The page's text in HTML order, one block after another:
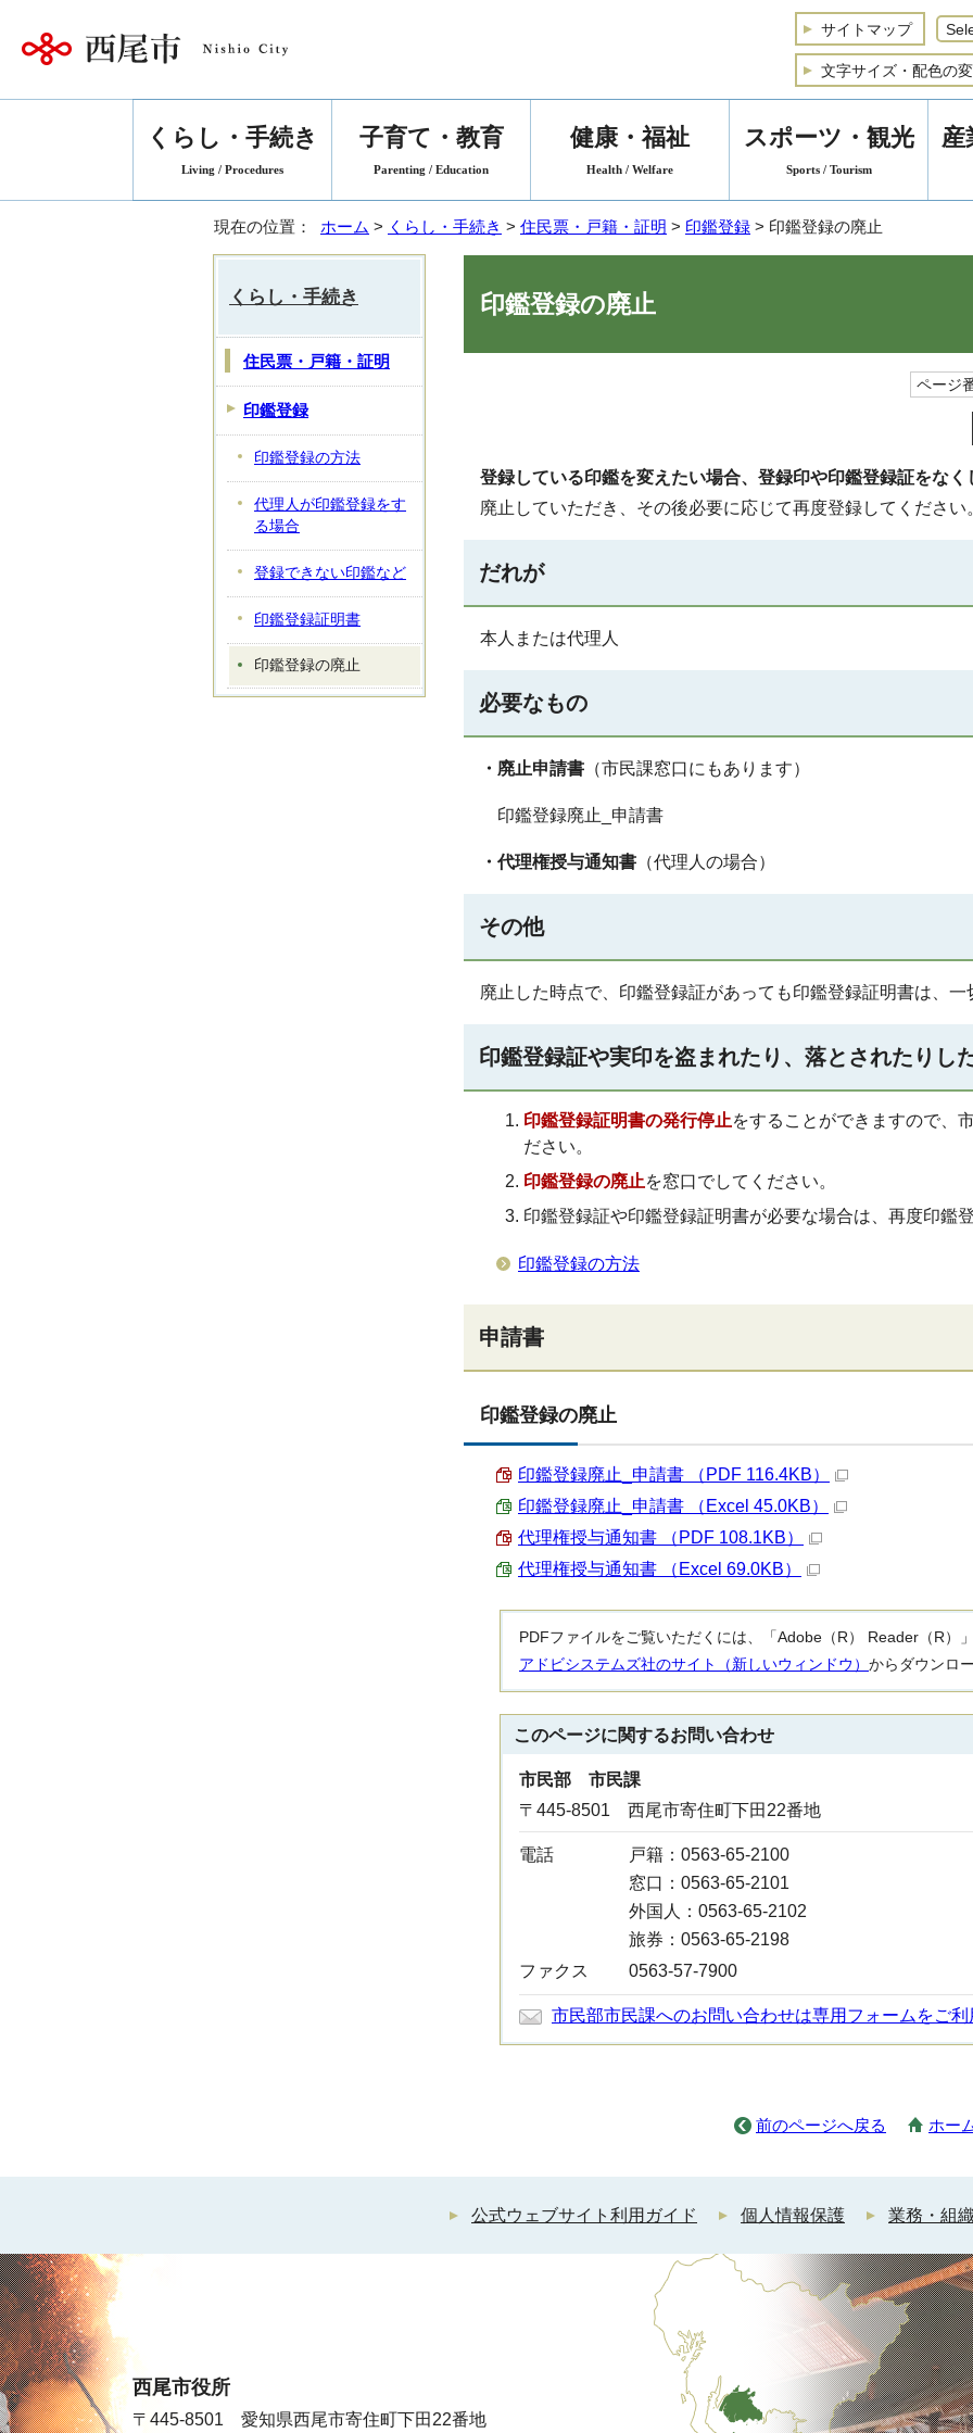
サイトマップ
文字サイズ・配色の
くらし・手続き
Living / Procedures
子育て・教育
Parenting / Education
健康・福祉
Health / Welfare
スポーツ・観光
Sports / Tourism
産
現在の位置： ホーム > くらし・手続き > 住民票・戸籍・証明 > 印鑑登録 > 印鑑登録の廃止
印鑑登録の廃止
ページ
登録している印鑑を変えたい場合、登録印や印鑑登録証をなく
廃止していただき、その後必要に応じて再度登録してください
だれが
本人または代理人
必要なもの
・廃止申請書 （市民課窓口にもあります）
印鑑登録廃止_申請書
・代理権授与通知書 （代理人の場合）
その他
廃止した時点で、印鑑登録証があっても印鑑登録証明書は、
印鑑登録証や実印を盗まれたり、落とされたりし
印鑑登録証明書の発行停止をすることができますので、
ださい。
印鑑登録の廃止を窓口でしてください。
印鑑登録証や印鑑登録証明書が必要な場合は、再度印鑑
印鑑登録の方法
申請書
印鑑登録の廃止
印鑑登録廃止_申請書 （PDF 116.4KB）
印鑑登録廃止_申請書 （Excel 45.0KB）
代理権授与通知書 （PDF 108.1KB）
代理権授与通知書 （Excel 69.0KB）
PDFファイルをご覧いただくには、「Adobe（R） Reader（R）
アドビシステムズ社のサイト（新しいウィンドウ） からダウンロ
このページに関するお問い合わせ
市民部 市民課
〒445-8501 西尾市寄住町下田22番地
電話
戸籍：0563-65-2100
窓口：0563-65-2101
外国人：0563-65-2102
旅券：0563-65-2198
ファクス
0563-57-7900
市民部市民課へのお問い合わせは専用フォームをご
くらし・手続き
住民票・戸籍・証明
印鑑登録
印鑑登録の方法
代理人が印鑑登録をす
る場合
登録できない印鑑など
印鑑登録証明書
印鑑登録の廃止
前のページへ戻る ホー
公式ウェブサイト利用ガイド 個人情報保護 業務・組
西尾市役所
〒445-8501 愛知県西尾市寄住町下田22番地